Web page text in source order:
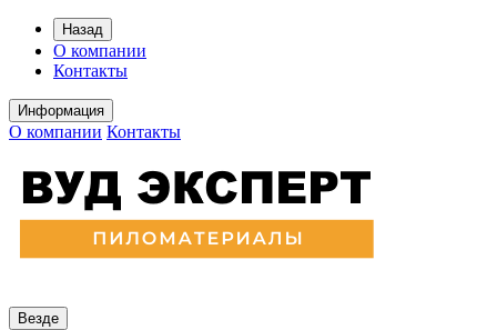
Назад
О компании
Контакты
Информация
О компании Контакты
Везде